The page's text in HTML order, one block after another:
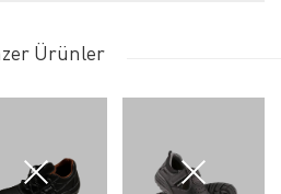
Ürünler